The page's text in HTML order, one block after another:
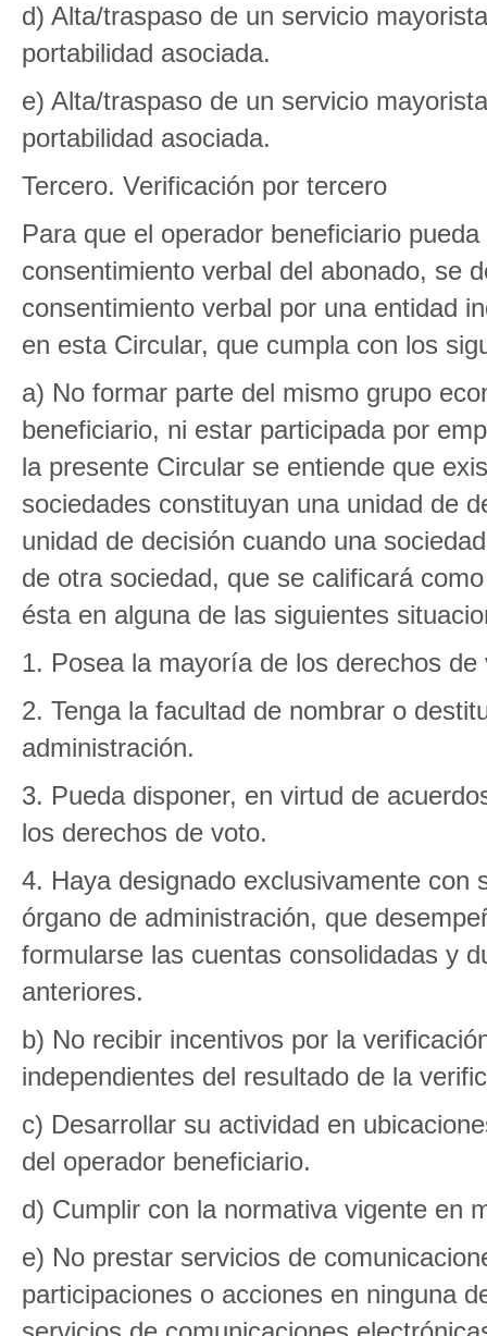
d) Alta/traspaso de un servicio
portabilidad asociada.
e) Alta/traspaso de un servicio
portabilidad asociada.
Tercero. Verificación por tercero
Para que el operador beneficiario
consentimiento verbal del abonado, se
consentimiento verbal por una entidad
en esta Circular, que cumpla con los
a) No formar parte del mismo grupo
beneficiario, ni estar participada por
la presente Circular se entiende que
sociedades constituyan una unidad de
unidad de decisión cuando una
de otra sociedad, que se calificará
ésta en alguna de las siguientes
1. Posea la mayoría de los derechos de
2. Tenga la facultad de nombrar o
administración.
3. Pueda disponer, en virtud de
los derechos de voto.
4. Haya designado exclusivamente
órgano de administración, que
formularse las cuentas consolidadas y
anteriores.
b) No recibir incentivos por la
independientes del resultado de la
c) Desarrollar su actividad en
del operador beneficiario.
d) Cumplir con la normativa vigente en
e) No prestar servicios de
participaciones o acciones en ninguna